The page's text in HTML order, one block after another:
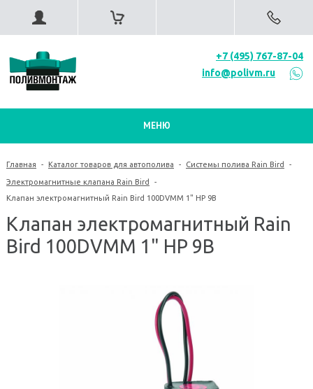
+7 (495) 767-87-04
info@polivm.ru
МЕНЮ
Главная - Каталог товаров для автополива - Системы полива Rain Bird -
Электромагнитные клапана Rain Bird
-
Клапан электромагнитный Rain Bird 100DVMM 1" НР 9В
Клапан электромагнитный Rain
Bird 100DVMM 1" НР 9В